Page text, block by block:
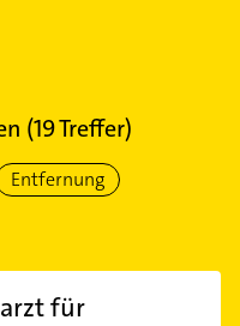
(19Treffer)
Entfernung
für